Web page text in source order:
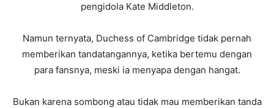
pengidola Kate Middleton.
Namun ternyata, Duchess of Cambridge tidak pernah
memberikan tandatangannya, ketika bertemu dengan
para fansnya, meski ia menyapa dengan hangat.
Bukan karena sombong atau tidak mau memberikan tanda